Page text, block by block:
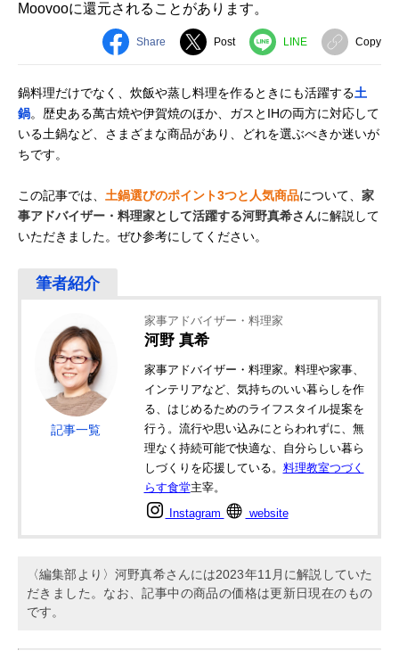
Moovooに還元されることがあります。
Share Post LINE Copy
鍋料理だけでなく、炊飯や蒸し料理を作るときにも活躍する土
鍋。歴史ある萬古焼や伊賀焼のほか、ガスとIHの両方に対応して
いる土鍋など、さまざまな商品があり、どれを選ぶべきか迷いが
ちです。
この記事では、 土鍋選びのポイント3つと人気商品について、 家
事アドバイザー・料理家として活躍する河野真希さんに解説して
いただきました。ぜひ参考にしてください。
記事一覧
家事アドバイザー・料理家
河野 真希
家事アドバイザー・料理家。料理や家事、
インテリアなど、気持ちのいい暮らしを作
る、はじめるためのライフスタイル提案を
行う。流行や思い込みにとらわれずに、無
理なく持続可能で快適な、自分らしい暮ら
しづくりを応援している。 料理教室つづく
らす食堂主宰。
Instagram website
〈編集部より〉河野真希さんには2023年11月に解説していた
だきました。なお、記事中の商品の価格は更新日現在のもの
です。